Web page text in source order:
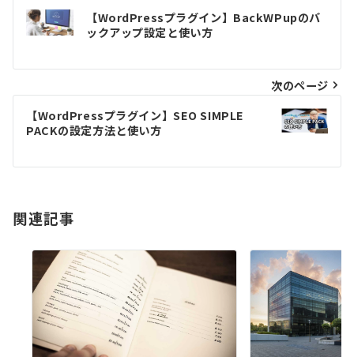
投
稿
ナ
ビ
ゲ
ー
ョ
【WordPressプラグイン】BackWPupのバ
ックアップ設定と使い方
次のページ
【WordPressプラグイン】SEO SIMPLE
PACKの設定方法と使い方
関連記事